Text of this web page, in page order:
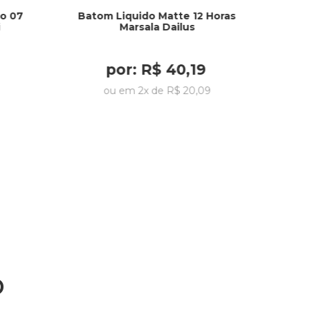
07
Batom Liquido Matte 12 Horas
Marsala Dailus
por: R$ 40,19
ou em2x de R$ 20,09